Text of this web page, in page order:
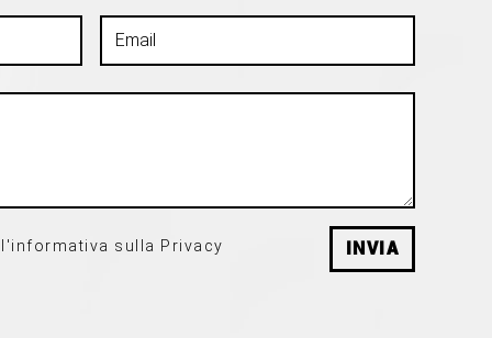
sulla Privacy INVIA